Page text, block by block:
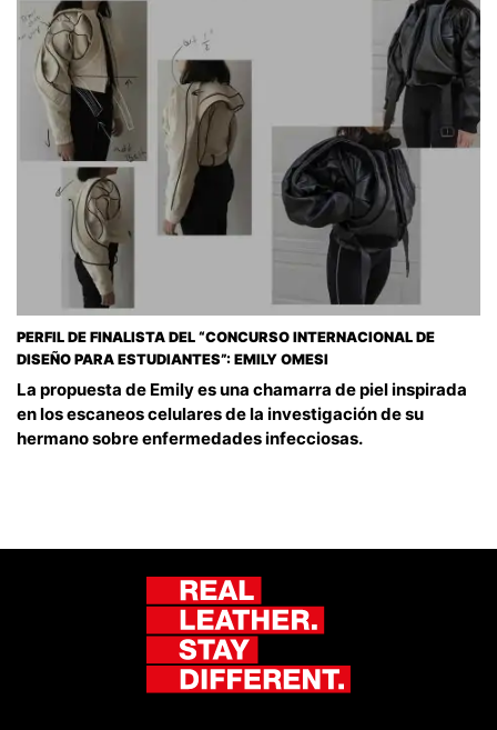
PERFIL DE FINALISTA DEL “CONCURSO INTERNACIONAL DE
DISEÑO PARA ESTUDIANTES”: EMILY OMESI
La propuesta de Emily es una chamarra de piel inspirada
en los escaneos celulares de la investigación de su
hermano sobre enfermedades infecciosas.